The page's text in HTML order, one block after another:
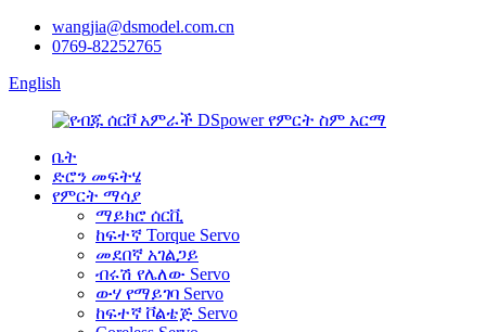
wangjia@dsmodel.com.cn
0769-82252765
English
ቤት
ድሮን መፍትሄ
የምርት ማሳያ
ማይክሮ ሰርቪ
ከፍተኛ Torque Servo
መደበኛ አገልጋይ
ብሩሽ የሌለው Servo
ውሃ የማይገባ Servo
ከፍተኛ ቮልቴጅ Servo